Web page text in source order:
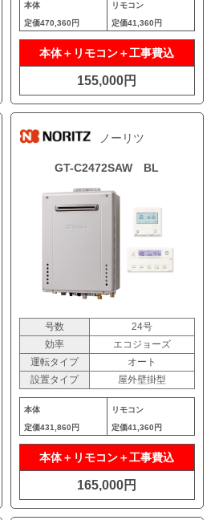
本体
定価470,360円
リモコン
定価41,360円
本体＋リモコン＋工事費込
155,000円
ノーリツ
GT-C2472SAW BL
号数
24号
効率
エコジョーズ
運転タイプ
オート
設置タイプ
屋外壁掛型
本体
定価431,860円
リモコン
定価41,360円
本体＋リモコン＋工事費込
165,000円